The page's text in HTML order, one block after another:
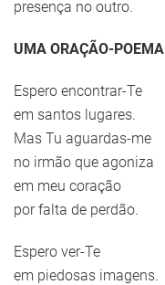
presença no outro.
UMA ORAÇÃO-POEMA
Espero encontrar-Te
em santos lugares.
Mas Tu aguardas-me
no irmão que agoniza
em meu coração
por falta de perdão.
Espero ver-Te
em piedosas imagens.